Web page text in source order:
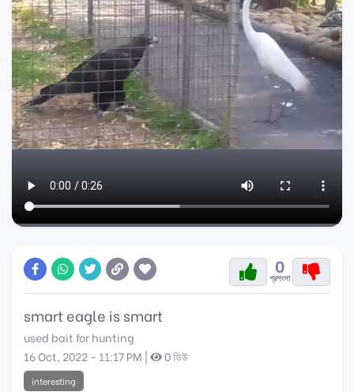
0
প্রশংসা
smart eagle is smart
used bait for hunting
16 Oct, 2022 - 11:17 PM |
0 ভিউ
interesting